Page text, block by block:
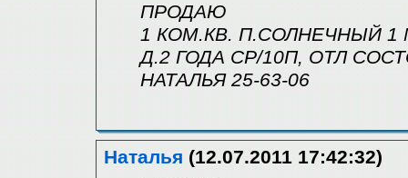
ПРОДАЮ
1 КОМ.КВ. П.СОЛНЕЧНЫЙ 1
Д.2 ГОДА СР/10П, ОТЛ
НАТАЛЬЯ 25-63-06
Наталья (12.07.2011 17:42:32)